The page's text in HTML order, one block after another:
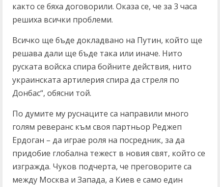
както се бяха договорили. Оказа се, че за 3 часа
решиха всички проблеми.
Всичко ще бъде докладвано на Путин, който ще
решава дали ще бъде така или иначе. Нито
руската войска спира бойните действия, нито
украинската артилерия спира да стреля по
Донбас“, обясни той.
По думите му руснаците са направили много
голям реверанс към своя партньор Реджеп
Ердоган – да играе роля на посредник, за да
придобие глобална тежест в новия свят, който се
изгражда. Чуков подчерта, че преговорите са
между Москва и Запада, а Киев е само един